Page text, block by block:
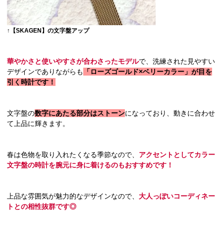
↑【SKAGEN】の文字盤アップ
華やかさと使いやすさが合わさったモデルで、洗練された見やすい
デザインでありながらも
「ローズゴールド×ベリーカラー」が目を
引く時計です！
文字盤の数字にあたる部分はストーンになっており、動きに合わせ
て上品に輝きます。
春は色物を取り入れたくなる季節なので、 アクセントとしてカラー
文字盤の時計を腕元に身に着けるのもおすすめです！
上品な雰囲気が魅力的なデザインなので、 大人っぽいコーディネー
トとの相性抜群です◎